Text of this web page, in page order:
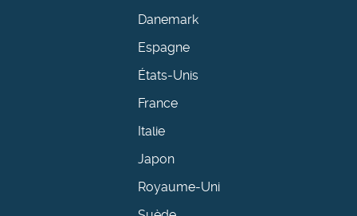
Danemark
Espagne
États-Unis
France
Italie
Japon
Royaume-Uni